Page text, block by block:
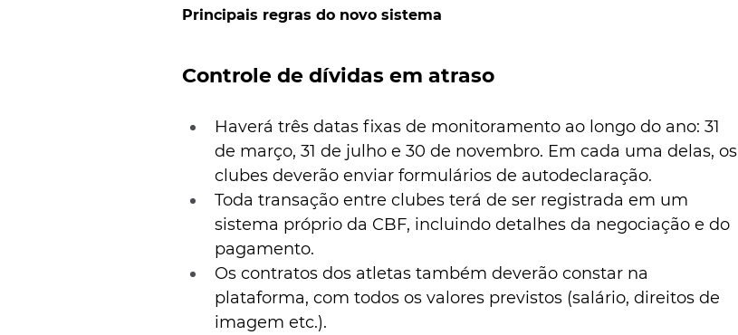
Principais regras do novo sistema
Controle de dívidas em atraso
Haverá três datas fixas de monitoramento ao longo do ano: 31
de março, 31 de julho e 30 de novembro. Em cada uma delas, os
clubes deverão enviar formulários de autodeclaração.
Toda transação entre clubes terá de ser registrada em um
sistema próprio da CBF, incluindo detalhes da negociação e do
pagamento.
Os contratos dos atletas também deverão constar na
plataforma, com todos os valores previstos (salário, direitos de
imagem etc.).